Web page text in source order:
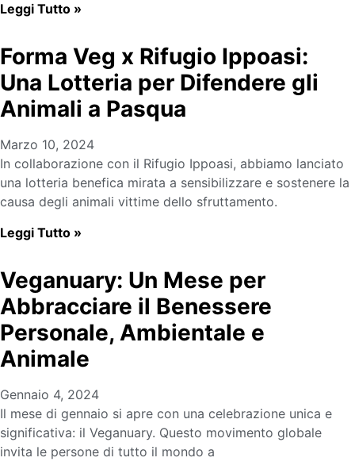
Leggi Tutto »
Forma Veg x Rifugio Ippoasi:
Una Lotteria per Difendere gli
Animali a Pasqua
Marzo 10, 2024
In collaborazione con il Rifugio Ippoasi, abbiamo lanciato
una lotteria benefica mirata a sensibilizzare e sostenere la
causa degli animali vittime dello sfruttamento.
Leggi Tutto »
Veganuary: Un Mese per
Abbracciare il Benessere
Personale, Ambientale e
Animale
Gennaio 4, 2024
Il mese di gennaio si apre con una celebrazione unica e
significativa: il Veganuary. Questo movimento globale
invita le persone di tutto il mondo a